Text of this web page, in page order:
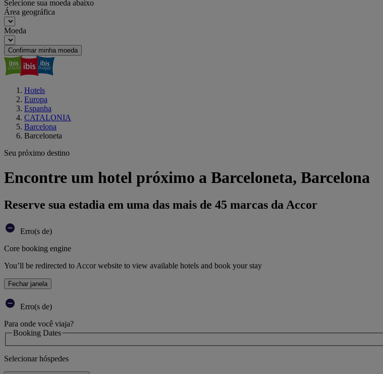
Selecione sua moeda abaixo
Área geográfica
Moeda
Confirmar minha moeda
Hotels
Europa
Espanha
CATALONIA
Barcelona
Barceloneta
Seu próximo destino
Encontre um hotel próximo a Barceloneta, Barcelona
Reserve sua estadia em uma das mais de 45 marcas da Accor
Erro(s de)
Core booking engine
You’ll be redirected to Accor website to view available hotels and book your stay
Fechar janela
Erro(s de)
Para onde você viaja?
Booking Dates
Selecionar hóspedes